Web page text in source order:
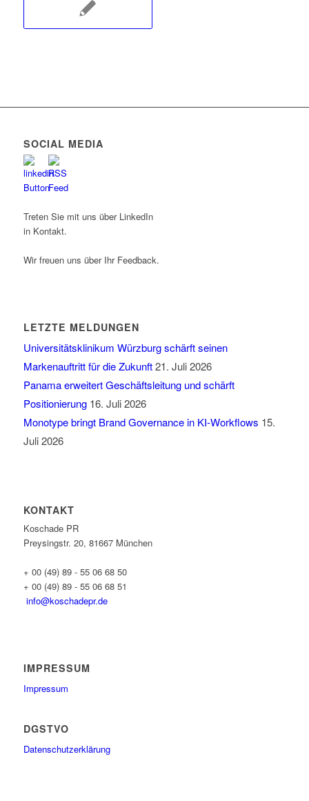
SOCIAL MEDIA
Treten Sie mit uns über LinkedIn
in Kontakt.
Wir freuen uns über Ihr Feedback.
LETZTE MELDUNGEN
Universitätsklinikum Würzburg schärft seinen
Markenauftritt für die Zukunft 21. Juli 2026
Panama erweitert Geschäftsleitung und schärft
Positionierung 16. Juli 2026
Monotype bringt Brand Governance in KI-Workflows 15.
Juli 2026
KONTAKT
Koschade PR
Preysingstr. 20, 81667 München
+ 00 (49) 89 - 55 06 68 50
+ 00 (49) 89 - 55 06 68 51
info@koschadepr.de
IMPRESSUM
Impressum
DGSTVO
Datenschutzerklärung